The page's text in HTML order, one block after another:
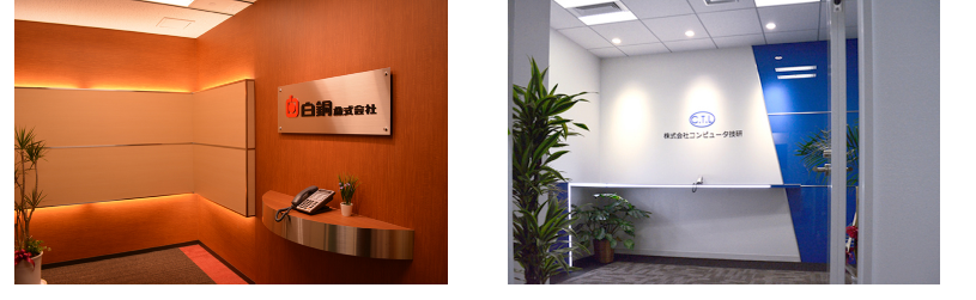
協力会社様募集
会員サービス&オフィス家具通販
MIRAIZ PLUS
ミライズプラス